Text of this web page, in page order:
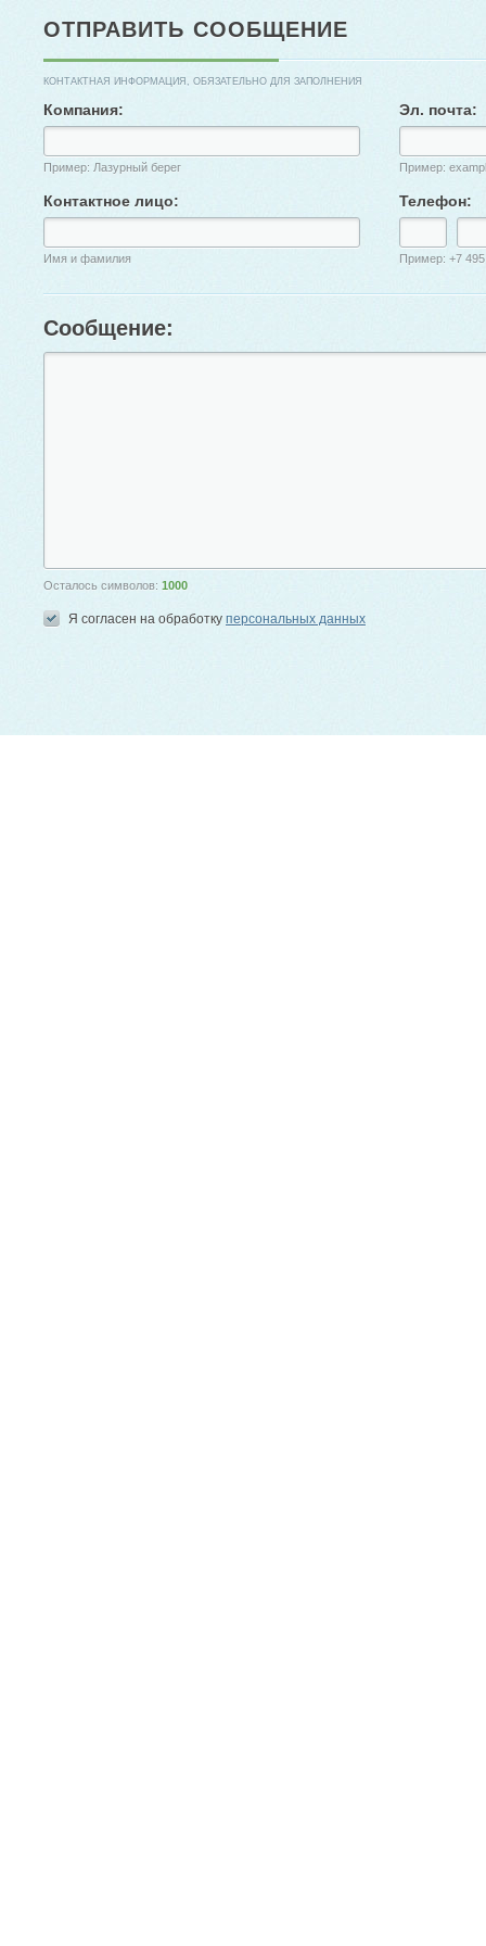
ОТПРАВИТЬ СООБЩЕНИЕ
КОНТАКТНАЯ ИНФОРМАЦИЯ, ОБЯЗАТЕЛЬНО ДЛЯ ЗАПОЛНЕНИЯ
Компания:
Пример: Лазурный берег
Контактное лицо:
Имя и фамилия
Эл. почта:
Пример:
Телефон:
Пример: +7
Сообщение:
Осталось символов: 1000
Я согласен на обработку персональных данных